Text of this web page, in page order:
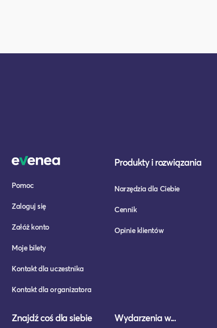
Pomoc
Zaloguj się
Załóż konto
Moje bilety
Kontakt dla uczestnika
Kontakt dla organizatora
Produkty i rozwiązania
Narzędzia dla Ciebie
Cennik
Opinie klientów
Znajdź coś dla siebie Wydarzenia w...